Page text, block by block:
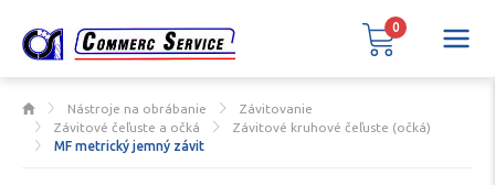
Nástroje na obrábanie
Závitovanie
Závitové čeľuste a očká
Závitové kruhové čeľuste (očká)
MF metrický jemný závit
0